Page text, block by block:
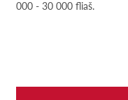
000 - 30 000 fliaš.